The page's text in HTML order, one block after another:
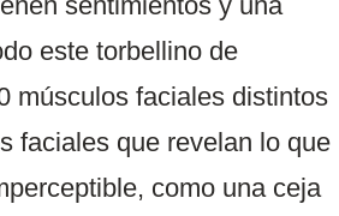
este torbellino de
músculos faciales distintos
faciales que revelan lo que
como una ceja